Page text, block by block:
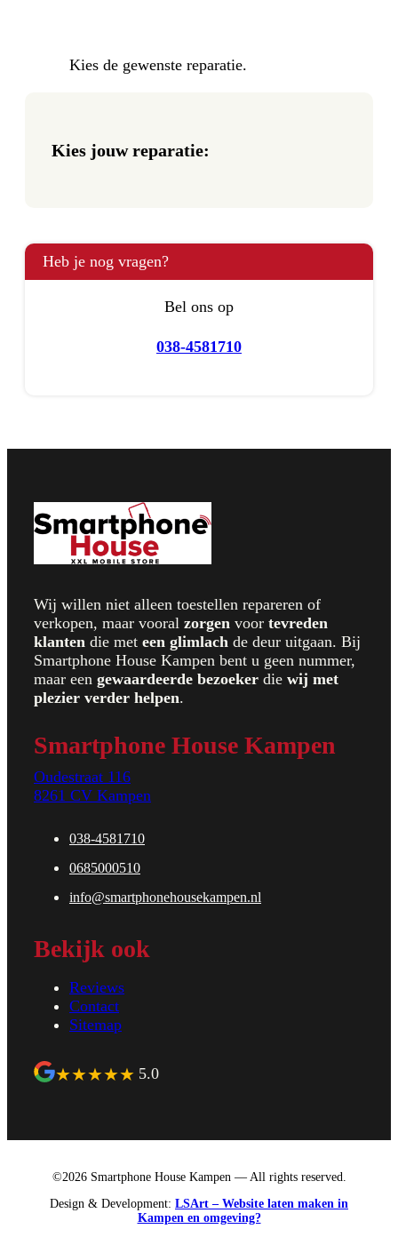
Kies de gewenste reparatie.
Kies jouw reparatie:
Heb je nog vragen?
Bel ons op
038-4581710
Wij willen niet alleen toestellen repareren of
verkopen, maar vooral zorgen voor tevreden
klanten die met een glimlach de deur uitgaan. Bij
Smartphone House Kampen bent u geen nummer,
maar een gewaardeerde bezoeker die wij met
plezier verder helpen.
Smartphone House Kampen
Oudestraat 116
8261 CV Kampen
038-4581710
0685000510
info@smartphonehousekampen.nl
Bekijk ook
Reviews
Contact
Sitemap
★★★★★ 5.0
©2026 Smartphone House Kampen — All rights reserved.
Design & Development: LSArt – Website laten maken in
Kampen en omgeving?